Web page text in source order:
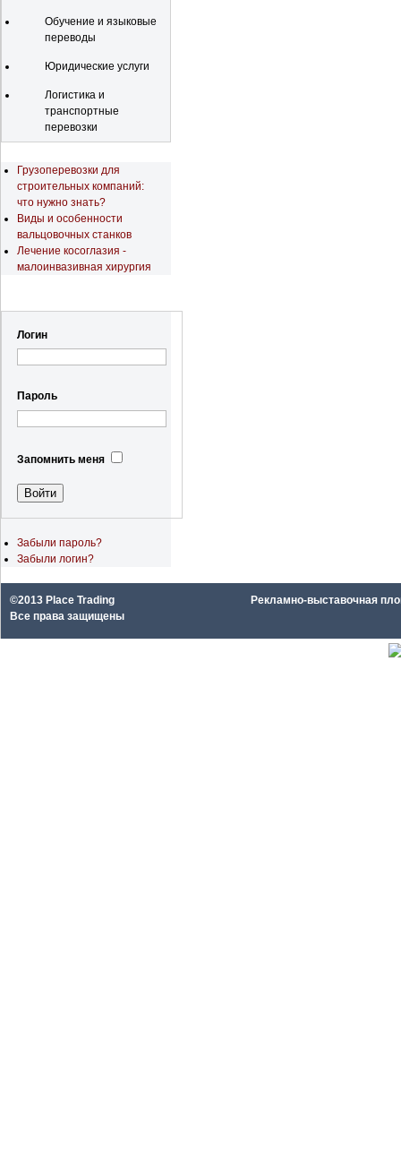
Обучение и языковые
переводы
Юридические услуги
Логистика и
транспортные
перевозки
Грузоперевозки для
строительных компаний:
что нужно знать?
Виды и особенности
вальцовочных станков
Лечение косоглазия -
малоинвазивная хирургия
Логин
Пароль
Запомнить меня
Забыли пароль?
Забыли логин?
©2013 Place Trading
Все права защищены
Рекламно-выставочная